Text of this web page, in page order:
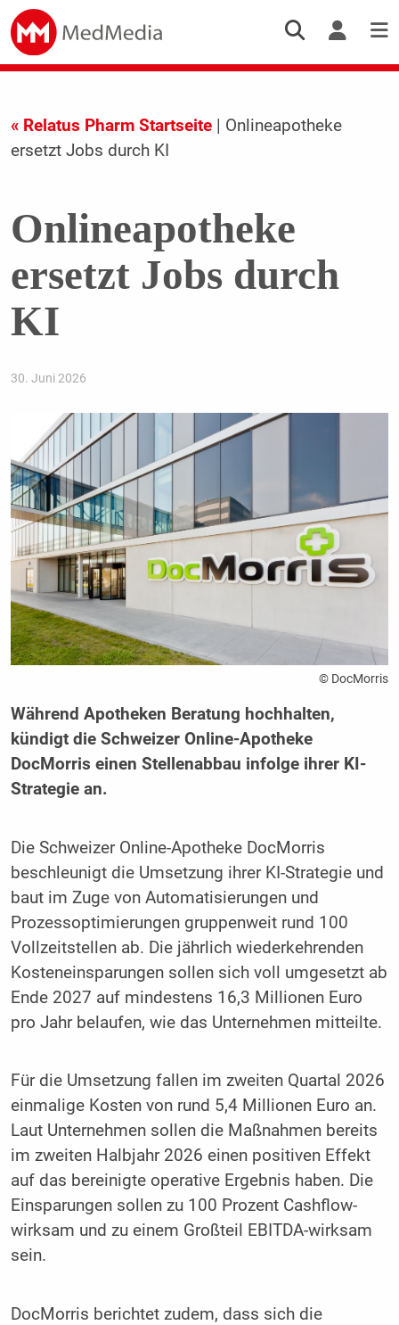
« Relatus Pharm Startseite| Onlineapotheke
ersetzt Jobs durch KI
Onlineapotheke
ersetzt Jobs durch
KI
30. Juni 2026
© DocMorris
Während Apotheken Beratung hochhalten,
kündigt die Schweizer Online-Apotheke
DocMorris einen Stellenabbau infolge ihrer KI-
Strategie an.
Die Schweizer Online-Apotheke DocMorris
beschleunigt die Umsetzung ihrer KI-Strategie und
baut im Zuge von Automatisierungen und
Prozessoptimierungen gruppenweit rund 100
Vollzeitstellen ab. Die jährlich wiederkehrenden
Kosteneinsparungen sollen sich voll umgesetzt ab
Ende 2027 auf mindestens 16,3 Millionen Euro
pro Jahr belaufen, wie das Unternehmen mitteilte.
Für die Umsetzung fallen im zweiten Quartal 2026
einmalige Kosten von rund 5,4 Millionen Euro an.
Laut Unternehmen sollen die Maßnahmen bereits
im zweiten Halbjahr 2026 einen positiven Effekt
auf das bereinigte operative Ergebnis haben. Die
Einsparungen sollen zu 100 Prozent Cashflow-
wirksam und zu einem Großteil EBITDA-wirksam
sein.
DocMorris berichtet zudem, dass sich die